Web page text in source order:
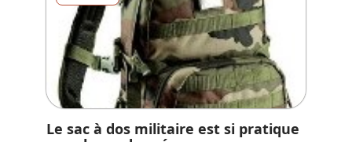
Le sac à dos militaire est si pratique